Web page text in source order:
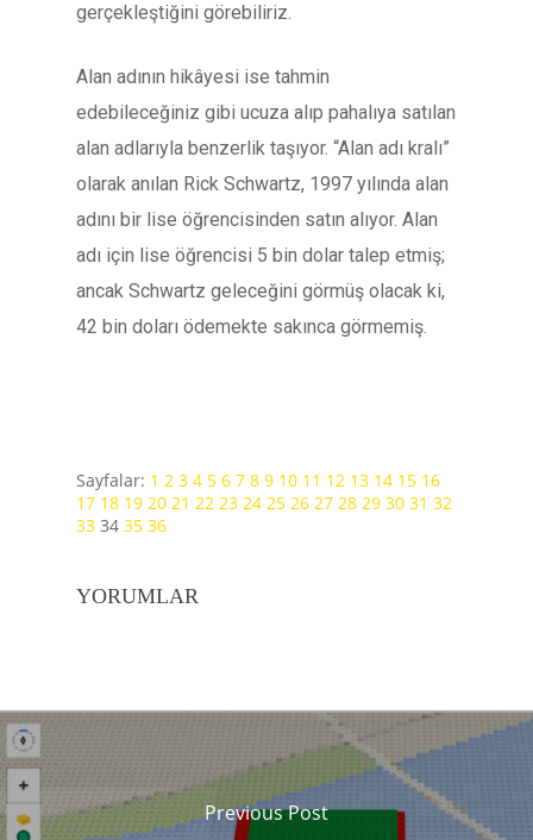
gerçekleştiğini görebiliriz.
Alan adının hikâyesi ise tahmin
edebileceğiniz gibi ucuza alıp pahalıya satılan
alan adlarıyla benzerlik taşıyor. “Alan adı kralı”
olarak anılan Rick Schwartz, 1997 yılında alan
adını bir lise öğrencisinden satın alıyor. Alan
adı için lise öğrencisi 5 bin dolar talep etmiş;
ancak Schwartz geleceğini görmüş olacak ki,
42 bin doları ödemekte sakınca görmemiş.
Sayfalar: 1 2 3 4 5 6 7 8 9 10 11 12 13 14 15 16
17 18 19 20 21 22 23 24 25 26 27 28 29 30 31 32
33 34 35 36
YORUMLAR
Previous Post